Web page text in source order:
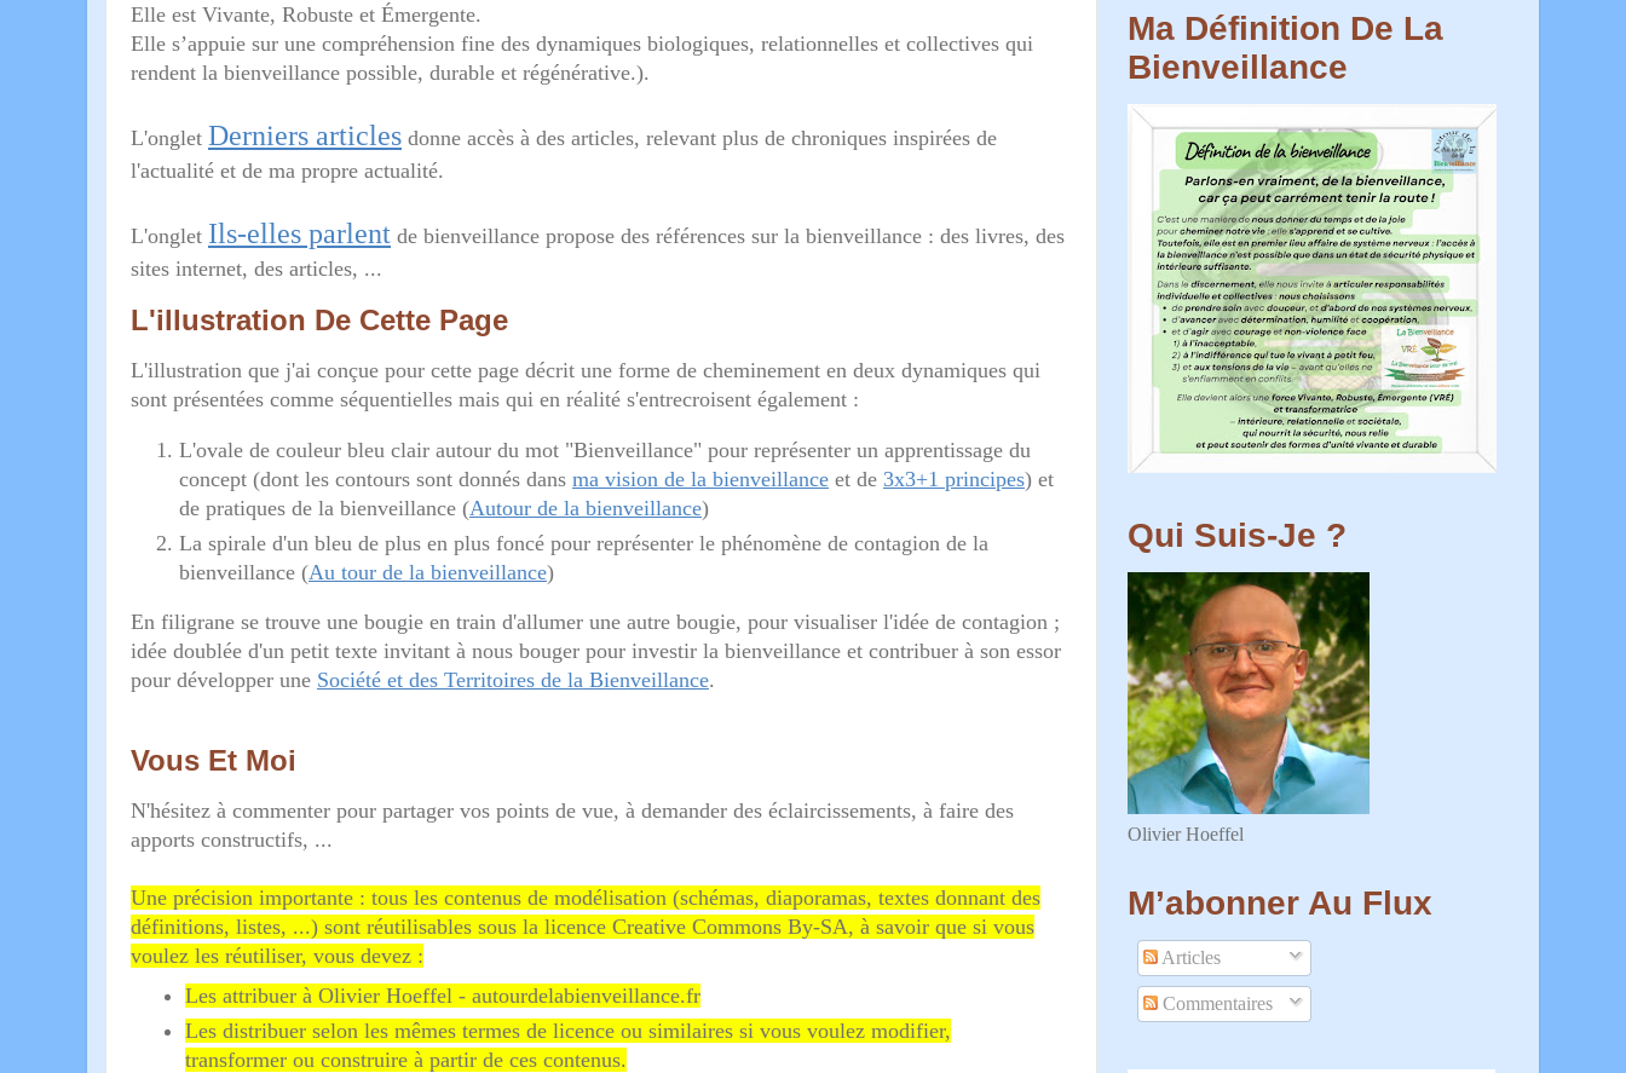
Elle est Vivante, Robuste et Émergente.
Elle s’appuie sur une compréhension fine des dynamiques biologiques, relationnelles et collectives qui
rendent la bienveillance possible, durable et régénérative.).
L'onglet Derniers articles donne accès à des articles, relevant plus de chroniques inspirées de
l'actualité et de ma propre actualité.
L'onglet Ils-elles parlent de bienveillance propose des références sur la bienveillance : des livres, des
sites internet, des articles, ...
L'illustration De Cette Page
L'illustration que j'ai conçue pour cette page décrit une forme de cheminement en deux dynamiques qui
sont présentées comme séquentielles mais qui en réalité s'entrecroisent également :
L'ovale de couleur bleu clair autour du mot "Bienveillance" pour représenter un apprentissage du
concept (dont les contours sont donnés dans ma vision de la bienveillance et de 3x3+1 principes) et
de pratiques de la bienveillance (Autour de la bienveillance)
La spirale d'un bleu de plus en plus foncé pour représenter le phénomène de contagion de la
bienveillance (Au tour de la bienveillance)
En filigrane se trouve une bougie en train d'allumer une autre bougie, pour visualiser l'idée de contagion ;
idée doublée d'un petit texte invitant à nous bouger pour investir la bienveillance et contribuer à son essor
pour développer une Société et des Territoires de la Bienveillance.
Vous Et Moi
N'hésitez à commenter pour partager vos points de vue, à demander des éclaircissements, à faire des
apports constructifs, ...
Une précision importante : tous les contenus de modélisation (schémas, diaporamas, textes donnant des
définitions, listes, ...) sont réutilisables sous la licence Creative Commons By-SA, à savoir que si vous
voulez les réutiliser, vous devez :
Les attribuer à Olivier Hoeffel - autourdelabienveillance.fr
Les distribuer selon les mêmes termes de licence ou similaires si vous voulez modifier,
transformer ou construire à partir de ces contenus.
Ma Définition De La
Bienveillance
Qui Suis-Je ?
Olivier Hoeffel
M’abonner Au Flux
Articles
Commentaires